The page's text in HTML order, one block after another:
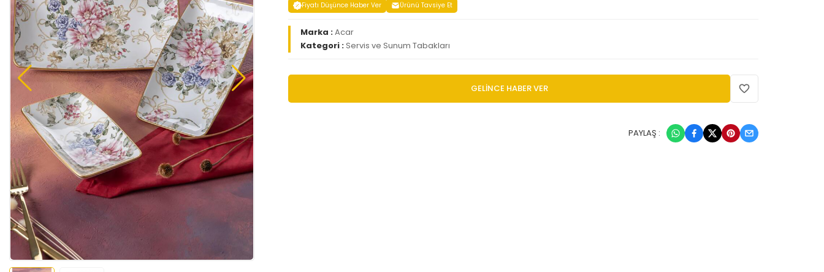
Fiyatı Düşünce Haber Ver Ürünü Tavsiye Et
Marka :Acar
Kategori :Servis ve Sunum Tabakları
GELİNCE HABER VER
PAYLAŞ :